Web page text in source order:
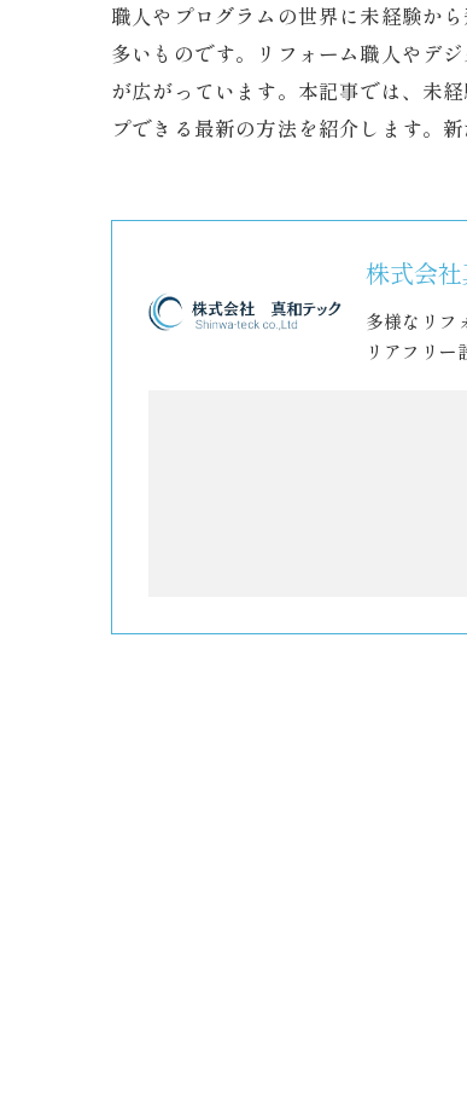
職人やプログラムの世界に未経験か
多いものです。リフォーム職人やデ
が広がっています。本記事では、未
プできる最新の方法を紹介します。
株式会
多様なリフ
リアフリー